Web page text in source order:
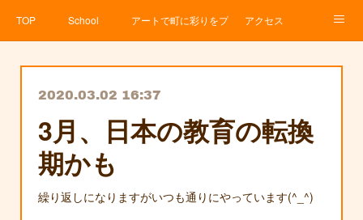
TOP School アートで町に彩りをプロジェクト
アクセス
2020.03.02 16:37
3月、日本の教育の転換
期かも
繰り返しになりますがいつも通りにやっています(^_^)